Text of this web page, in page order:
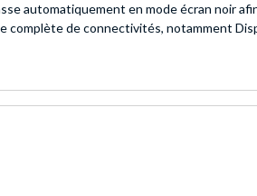
automatiquement en mode écran noir
complète de connectivités, notamment